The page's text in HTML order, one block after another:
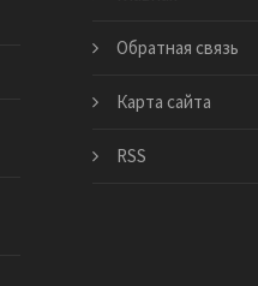
Обратная связь
Карта сайта
RSS